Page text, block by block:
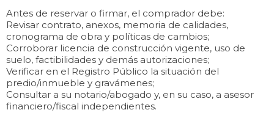
Antes de reservar o firmar, el comprador debe:
Revisar contrato, anexos, memoria de calidades,
cronograma de obra y políticas de cambios;
Corroborar licencia de construcción vigente, uso de
suelo, factibilidades y demás autorizaciones;
Verificar en el Registro Público la situación del
predio/inmueble y gravámenes;
Consultar a su notario/abogado y, en su caso, a asesor
financiero/fiscal independientes.